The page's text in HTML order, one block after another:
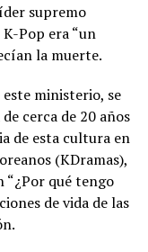
supremo
Pop era “un
la muerte.
ministerio, se
cerca de 20 años
de esta cultura en
(KDramas),
“¿Por qué tengo
de vida de las